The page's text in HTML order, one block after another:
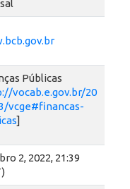
Públicas
vocab.e.gov.br/20
vcge#financas-
]
2, 2022, 21:39